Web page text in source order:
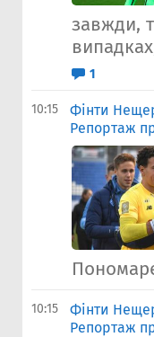
завжди,
1
10:15
Фінти
Репортаж
10:15
Фінти
Репортаж